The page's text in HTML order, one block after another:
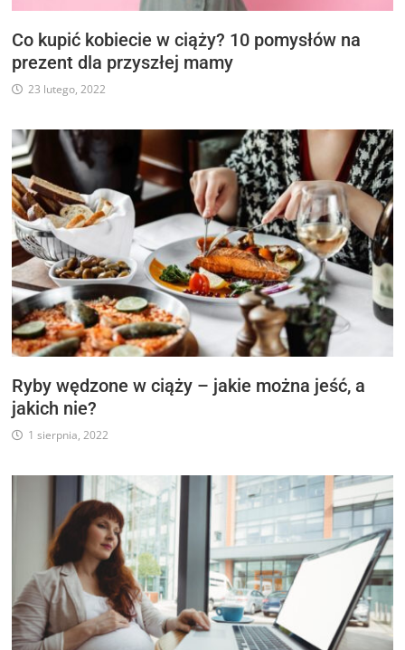
Co kupić kobiecie w ciąży? 10 pomysłów na
prezent dla przyszłej mamy
23 lutego, 2022
Ryby wędzone w ciąży – jakie można jeść, a
jakich nie?
1 sierpnia, 2022